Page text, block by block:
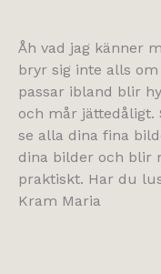
Åh vad jag känner
bryr sig inte alls
passar ibland blir
och mår
se alla dina fina
dina bilder och blir
praktiskt. Har du
Kram Maria